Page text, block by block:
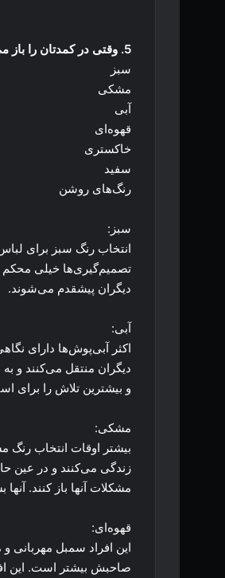
5. وقتی در کمدتان را باز می‌کنید، بیشتر لباس‌های‌تان … است
سبز
مشکی
آبی
قهوه‌ای
خاکستری
سفید
رنگ‌های روشن
سبز:
انتخاب رنگ سبز برای
تصمیم‌گیری‌ها خیلی محکم
دیگران پیشقدم می‌شوند.
آبی:
اکثر آبی‌پوش‌ها دارای
دیگران منتقل می‌کنند و
و بیشترین تلاش را برای
مشکی:
بیشتر اوقات انتخاب رنگ
زندگی می‌کنند و در عین
مشکلات آنها باز کنند.
قهوه‌ای:
این افراد سمبل مهربانی
صاحبش بیشتر است. این